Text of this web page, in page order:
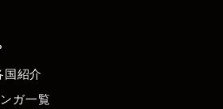
国紹介
ガ一覧